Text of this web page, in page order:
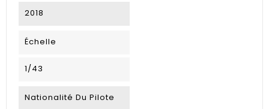
2018
Échelle
1/43
Nationalité Du Pilote